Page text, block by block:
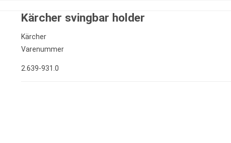
Kärcher svingbar holder
Kärcher
Varenummer
2.639-931.0